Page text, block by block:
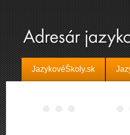
JazykovéŠkoly.sk